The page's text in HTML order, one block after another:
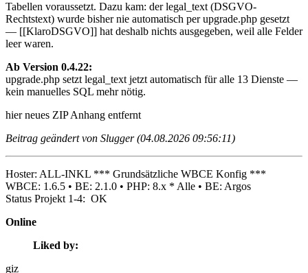
Tabellen voraussetzt. Dazu kam: der legal_text (DSGVO-
Rechtstext) wurde bisher nie automatisch per upgrade.php gesetzt
— [[KlaroDSGVO]] hat deshalb nichts ausgegeben, weil alle Felder
leer waren.
Ab Version 0.4.22:
upgrade.php setzt legal_text jetzt automatisch für alle 13 Dienste —
kein manuelles SQL mehr nötig.
hier neues ZIPAnhang entfernt
Beitrag geändert von Slugger (04.08.2026 09:56:11)
Hoster: ALL-INKL *** Grundsätzliche WBCE Konfig ***
WBCE: 1.6.5 • BE: 2.1.0 • PHP: 8.x * Alle • BE: Argos
Status Projekt 1-4: OK
Online
Liked by:
giz